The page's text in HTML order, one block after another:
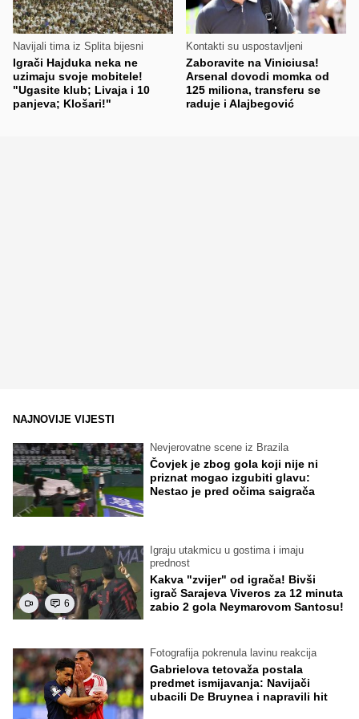
Navijali tima iz Splita bijesni
Igrači Hajduka neka ne
uzimaju svoje mobitele!
"Ugasite klub; Livaja i 10
panjeva; Klošari!"
Kontakti su uspostavljeni
Zaboravite na Viniciusa!
Arsenal dovodi momka od
125 miliona, transferu se
raduje i Alajbegović
NAJNOVIJE VIJESTI
Nevjerovatne scene iz Brazila
Čovjek je zbog gola koji nije ni
priznat mogao izgubiti glavu:
Nestao je pred očima saigrača
6
Igraju utakmicu u gostima i imaju
prednost
Kakva "zvijer" od igrača! Bivši
igrač Sarajeva Viveros za 12 minuta
zabio 2 gola Neymarovom Santosu!
Fotografija pokrenula lavinu reakcija
Gabrielova tetovaža postala
predmet ismijavanja: Navijači
ubacili De Bruynea i napravili hit